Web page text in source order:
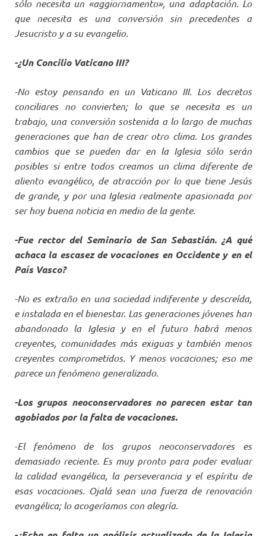
sólo necesita un «aggiornamento», una adaptación. Lo
que necesita es una conversión sin precedentes a
Jesucristo y a su evangelio.
-¿Un Concilio Vaticano III?
-No estoy pensando en un Vaticano III. Los decretos
conciliares no convierten; lo que se necesita es un
trabajo, una conversión sostenida a lo largo de muchas
generaciones que han de crear otro clima. Los grandes
cambios que se pueden dar en la Iglesia sólo serán
posibles si entre todos creamos un clima diferente de
aliento evangélico, de atracción por lo que tiene Jesús
de grande, y por una Iglesia realmente apasionada por
ser hoy buena noticia en medio de la gente.
-Fue rector del Seminario de San Sebastián. ¿A qué
achaca la escasez de vocaciones en Occidente y en el
País Vasco?
-No es extraño en una sociedad indiferente y descreída,
e instalada en el bienestar. Las generaciones jóvenes han
abandonado la Iglesia y en el futuro habrá menos
creyentes, comunidades más exiguas y también menos
creyentes comprometidos. Y menos vocaciones; eso me
parece un fenómeno generalizado.
-Los grupos neoconservadores no parecen estar tan
agobiados por la falta de vocaciones.
-El fenómeno de los grupos neoconservadores es
demasiado reciente. Es muy pronto para poder evaluar
la calidad evangélica, la perseverancia y el espíritu de
esas vocaciones. Ojalá sean una fuerza de renovación
evangélica; lo acogeríamos con alegría.